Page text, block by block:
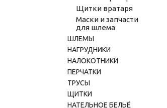
Щитки вратаря
Маски и запчасти
для шлема
ШЛЕМЫ
НАГРУДНИКИ
НАЛОКОТНИКИ
ПЕРЧАТКИ
ТРУСЫ
ЩИТКИ
НАТЕЛЬНОЕ БЕЛЬЁ